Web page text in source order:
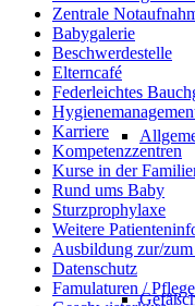
Zentrale
Babygalerie
Beschwerdestelle
Elterncafé
Federleichtes
Karriere
Kompetenzzentren
Kurse in der
Rund ums Baby
Sturzprophylaxe
Weitere
Ausbildung zur/
Datenschutz
Famulaturen /